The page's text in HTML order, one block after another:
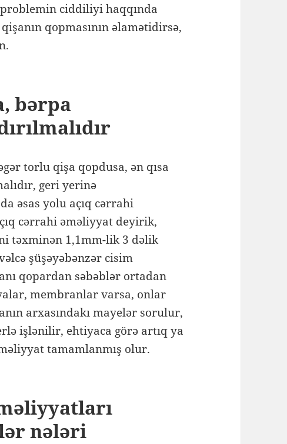
ciddiliyi haqqında
qopmasının əlamətidirsə,
bərpa
torlu qişa qopdusa, ən qısa
geri yerinə
da əsas yolu açıq cərrahi
cərrahi əməliyyat deyirik,
təxminən 1,1mm-lik 3 dəlik
şüşəyəbənzər cisim
qopardan səbəblər ortadan
membranlar varsa, onlar
arxasındakı mayelər sorulur,
işlənilir, ehtiyaca görə artıq ya
tamamlanmış olur.
nələri